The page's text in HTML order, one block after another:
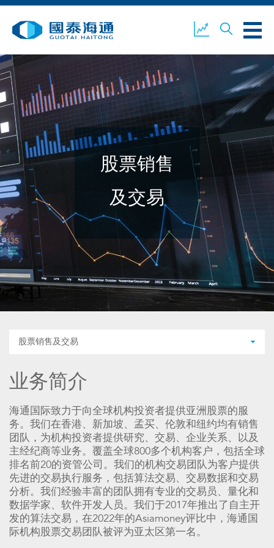
关于我们 公司新闻
环境、社会及企业管治 国泰海通证券 联络我们
开设户口 客户登入
股票销售
及交易
股票销售及交易
业务简介
海通国际致力于向全球机构投资者提供亚洲股票的服
务。我们在香港、新加坡、孟买、伦敦和纽约均有销售
团队，为机构投资者提供研究、交易、企业关系、以及
主经纪商等业务。覆盖全球800多个机构客户，包括全球
排名前20的资管公司。我们的机构交易团队为客户提供
先进的交易执行服务，包括算法交易、交易数据和交易
分析。我们经验丰富的团队拥有专业的交易员、量化和
数据学家、软件开发人员。我们于2017年推出了自主开
发的算法交易，在2022年的Asiamoney评比中，海通国
际机构股票交易团队被评为亚太区第一名。